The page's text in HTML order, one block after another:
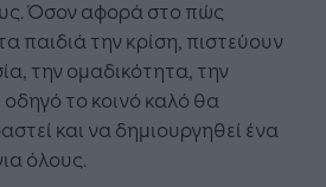
Όσον αφορά στο πώς
παιδιά την κρίση, πιστεύουν
την ομαδικότητα, την
το κοινό καλό θα
και να δημιουργηθεί ένα
όλους.